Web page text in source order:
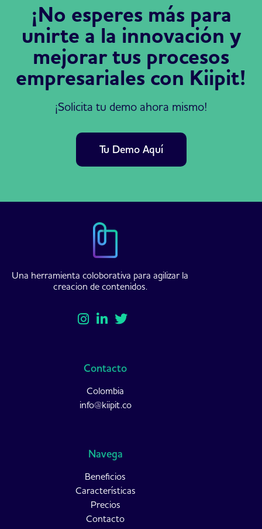
¡No esperes más para
unirte a la innovación y
mejorar tus procesos
empresariales con Kiipit!
¡Solicita tu demo ahora mismo!
Tu Demo Aquí
Una herramienta coloborativa para agilizar la
creacion de contenidos.
Contacto
Colombia
info@kiipit.co
Navega
Beneficios
Características
Precios
Contacto